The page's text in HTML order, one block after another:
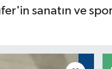
sanatın ve